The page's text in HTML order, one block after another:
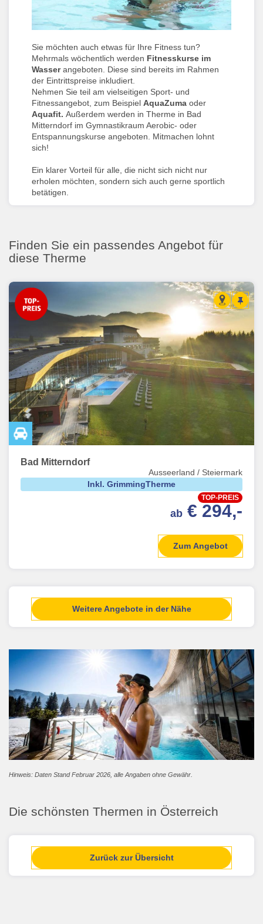
Sie möchten auch etwas für Ihre Fitness tun?
Mehrmals wöchentlich werden Fitnesskurse im
Wasserangeboten. Diese sind bereits im Rahmen
der Eintrittspreise inkludiert.
Nehmen Sie teil am vielseitigen Sport- und
Fitnessangebot, zum Beispiel AquaZuma oder
Aquafit. Außerdem werden in Therme in Bad
Mitterndorf im Gymnastikraum Aerobic- oder
Entspannungskurse angeboten. Mitmachen lohnt
sich!
Ein klarer Vorteil für alle, die nicht sich nicht nur
erholen möchten, sondern sich auch gerne sportlich
betätigen.
Finden Sie ein passendes Angebot für
diese Therme
Bad Mitterndorf
Ausseerland / Steiermark
Inkl. GrimmingTherme
TOP-PREIS
ab € 294,-
Zum Angebot
Weitere Angebote in der Nähe
Hinweis: Daten Stand Februar 2026, alle Angaben ohne Gewähr.
Die schönsten Thermen in Österreich
Zurück zur Übersicht